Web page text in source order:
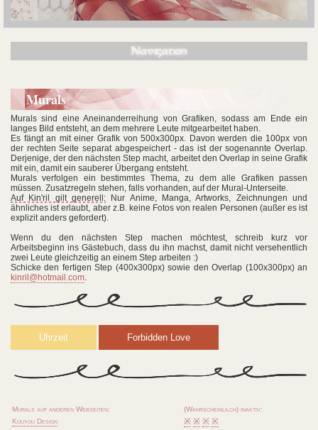
Navigation
Wer ist Kin'ril?
Partner
Linkstuff
Credits
Kreatives
BJDs
Maltechniken
Rainmeter
Murals
Murals sind eine Aneinanderreihung von Grafiken, sodass am Ende ein
langes Bild entsteht, an dem mehrere Leute mitgearbeitet haben.
Es fängt an mit einer Grafik von 500x300px. Davon werden die 100px von
der rechten Seite separat abgespeichert - das ist der sogenannte Overlap.
Derjenige, der den nächsten Step macht, arbeitet den Overlap in seine Grafik
mit ein, damit ein sauberer Übergang entsteht.
Murals verfolgen ein bestimmtes Thema, zu dem alle Grafiken passen
müssen. Zusatzregeln stehen, falls vorhanden, auf der Mural-Unterseite.
Auf Kin'ril gilt generell: Nur Anime, Manga, Artworks, Zeichnungen und
ähnliches ist erlaubt, aber z.B. keine Fotos von realen Personen (außer es ist
explizit anders gefordert).
Wenn du den nächsten Step machen möchtest, schreib kurz vor
Arbeitsbeginn ins Gästebuch, dass du ihn machst, damit nicht versehentlich
zwei Leute gleichzeitig an einem Step arbeiten :)
Schicke den fertigen Step (400x300px) sowie den Overlap (100x300px) an
kinril@hotmail.com.
Murals auf anderen Webseiten:
(Wahrscheinlilch) inaktiv:
Kouyou Design
※ ※ ※ ※